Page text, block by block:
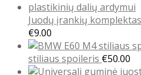
Juodų įrankių
€9.00
stiliaus spoileris €50.00